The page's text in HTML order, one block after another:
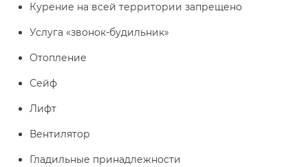
Курение на всей территории запрещено
Услуга «звонок-будильник»
Отопление
Сейф
Лифт
Вентилятор
Гладильные принадлежности